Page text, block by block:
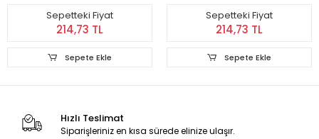
Sepetteki Fiyat
214,73 TL
Sepete Ekle
Sepetteki Fiyat
214,73 TL
Sepete Ekle
Hızlı Teslimat
Siparişleriniz en kısa sürede elinize ulaşır.